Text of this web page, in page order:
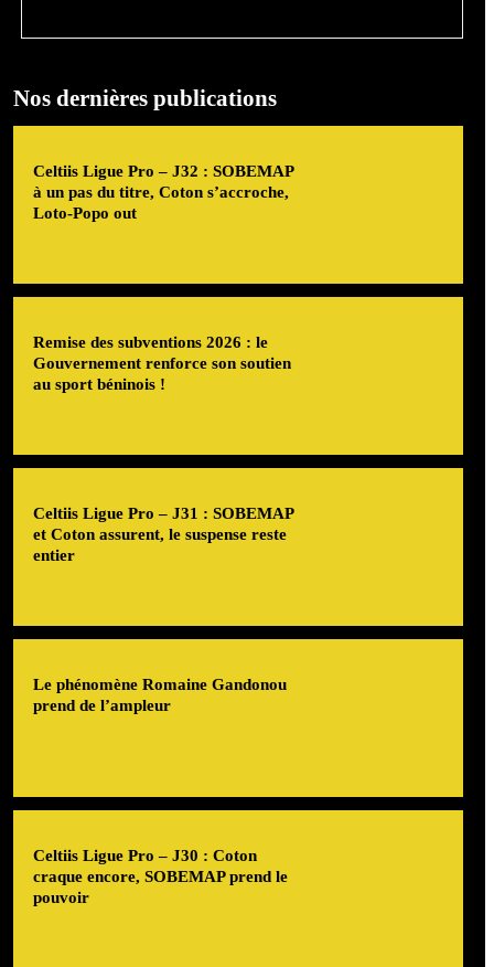
Nos dernières publications
Celtiis Ligue Pro – J32 : SOBEMAP
à un pas du titre, Coton s’accroche,
Loto-Popo out
Remise des subventions 2026 : le
Gouvernement renforce son soutien
au sport béninois !
Celtiis Ligue Pro – J31 : SOBEMAP
et Coton assurent, le suspense reste
entier
Le phénomène Romaine Gandonou
prend de l’ampleur
Celtiis Ligue Pro – J30 : Coton
craque encore, SOBEMAP prend le
pouvoir